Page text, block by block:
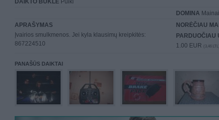
DAIKTO BŪKLĖ Puiki
DOMINA
APRAŠYMAS
Įvairios smulkmenos. Jei kyla klausimų kreipkitės:
867224510
NORĖČIAU
PARDUOČIAU
1.00 EUR (3,46
PANAŠŪS DAIKTAI